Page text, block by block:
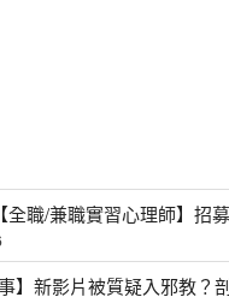
全職/兼職實習心理師】招
事】新影片被質疑入邪教？